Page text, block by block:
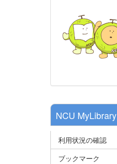
NCU MyLibrary
利用状況の確認
ブックマーク